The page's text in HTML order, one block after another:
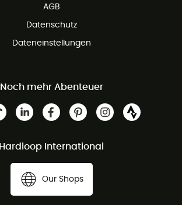
AGB
Datenschutz
Dateneinstellungen
Noch mehr Abenteuer
Hardloop International
Our Shops